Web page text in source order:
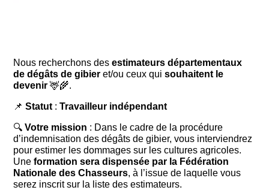
Nous recherchons desestimateurs départementaux
de dégâts de gibier et/ou ceux quisouhaitent le
devenir 🦌🌾.
📌Statut : Travailleur indépendant
🔍Votre mission : Dans le cadre de la procédure
d’indemnisation des dégâts de gibier, vous interviendrez
pour estimer les dommages sur les cultures agricoles.
Uneformation sera dispensée par la Fédération
Nationale des Chasseurs, à l’issue de laquelle vous
serez inscrit sur la liste des estimateurs.